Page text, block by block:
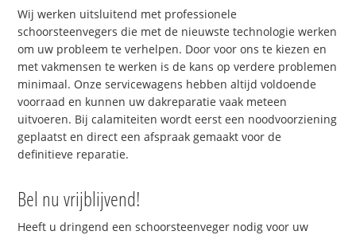
Wij werken uitsluitend met professionele
schoorsteenvegers die met de nieuwste technologie werken
om uw probleem te verhelpen. Door voor ons te kiezen en
met vakmensen te werken is de kans op verdere problemen
minimaal. Onze servicewagens hebben altijd voldoende
voorraad en kunnen uw dakreparatie vaak meteen
uitvoeren. Bij calamiteiten wordt eerst een noodvoorziening
geplaatst en direct een afspraak gemaakt voor de
definitieve reparatie.
Bel nu vrijblijvend!
Heeft u dringend een schoorsteenveger nodig voor uw